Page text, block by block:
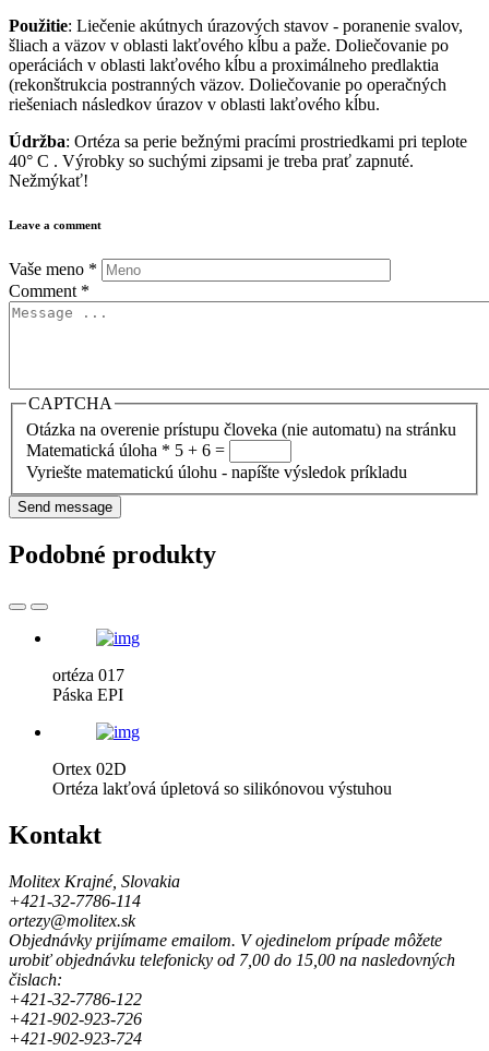
Použitie: Liečenie akútnych úrazových stavov - poranenie svalov,
šliach a väzov v oblasti lakťového kĺbu a paže. Doliečovanie po
operáciách v oblasti lakťového kĺbu a proximálneho predlaktia
(rekonštrukcia postranných väzov. Doliečovanie po operačných
riešeniach následkov úrazov v oblasti lakťového kĺbu.
Údržba: Ortéza sa perie bežnými pracími prostriedkami pri teplote
40° C . Výrobky so suchými zipsami je treba prať zapnuté.
Nežmýkať!
Leave a comment
Vaše meno *
Comment *
CAPTCHA
Otázka na overenie prístupu človeka (nie automatu) na stránku
Matematická úloha * 5 + 6 =
Vyriešte matematickú úlohu - napíšte výsledok príkladu
Podobné produkty
ortéza 017
Páska EPI
Ortex 02D
Ortéza lakťová úpletová so silikónovou výstuhou
Kontakt
Molitex Krajné, Slovakia
+421-32-7786-114
ortezy@molitex.sk
Objednávky prijímame emailom. V ojedinelom prípade môžete
urobiť objednávku telefonicky od 7,00 do 15,00 na nasledovných
čislach:
+421-32-7786-122
+421-902-923-726
+421-902-923-724